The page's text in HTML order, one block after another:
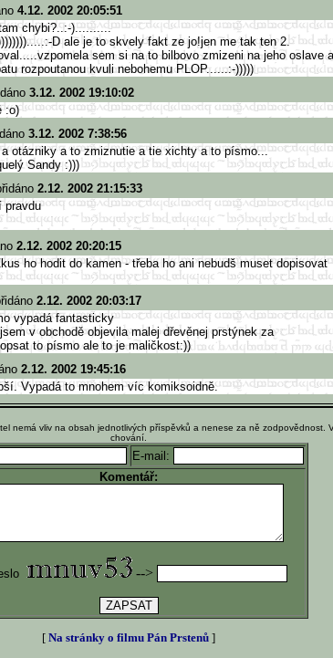
4.12. 2002 20:05:51
chybi?..:-)..........
....:-D ale je to skvely fakt ze jo!jen me tak ten 2.
sem si na to bilbovo zmizeni na jeho oslave a
rozpoutanou kvuli nebohemu PLOP......:-)))))
3.12. 2002 19:10:02
:o)
3.12. 2002 7:38:56
otázniky a to zmiznutie a tie xichty a to písmo...
Sandy :)))
2.12. 2002 21:15:33
pravdu
2.12. 2002 20:20:15
ho hodit do kamen - třeba ho ani nebudš muset dopisovat
2.12. 2002 20:03:17
vypadá fantasticky
v obchodě objevila malej dřevěnej prstýnek za
to písmo ale to je maličkost:))
2.12. 2002 19:45:16
Vypadá to mnohem víc komiksoidně.
vliv na obsah jednotlivých příspěvků a nenese za ně
chování.
E-mail:
Komentář:
-->
[ Na stránky o filmu Pán Prstenů ]